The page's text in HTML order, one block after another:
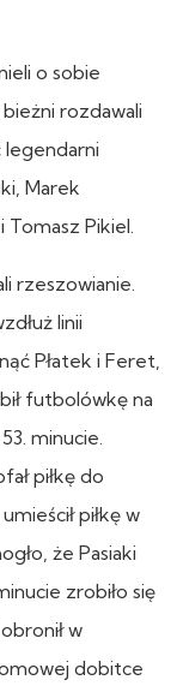
o sobie
rozdawali
legendarni
Marek
Tomasz Pikiel.
rzeszowianie.
linii
Płatek i Feret,
futbolówkę na
minucie.
piłkę do
piłkę w
że Pasiaki
zrobiło się
w
dobitce